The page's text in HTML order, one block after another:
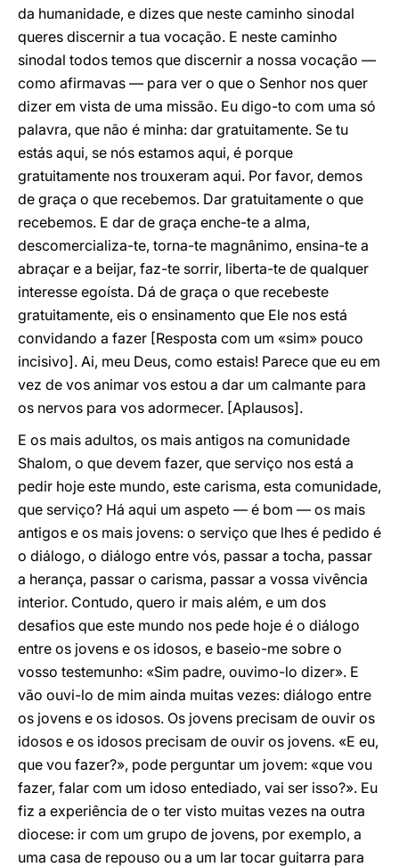
da humanidade, e dizes que neste caminho sinodal
queres discernir a tua vocação. E neste caminho
sinodal todos temos que discernir a nossa vocação —
como afirmavas — para ver o que o Senhor nos quer
dizer em vista de uma missão. Eu digo-to com uma só
palavra, que não é minha: dar gratuitamente. Se tu
estás aqui, se nós estamos aqui, é porque
gratuitamente nos trouxeram aqui. Por favor, demos
de graça o que recebemos. Dar gratuitamente o que
recebemos. E dar de graça enche-te a alma,
descomercializa-te, torna-te magnânimo, ensina-te a
abraçar e a beijar, faz-te sorrir, liberta-te de qualquer
interesse egoísta. Dá de graça o que recebeste
gratuitamente, eis o ensinamento que Ele nos está
convidando a fazer [Resposta com um «sim» pouco
incisivo]. Ai, meu Deus, como estais! Parece que eu em
vez de vos animar vos estou a dar um calmante para
os nervos para vos adormecer. [Aplausos].
E os mais adultos, os mais antigos na comunidade
Shalom, o que devem fazer, que serviço nos está a
pedir hoje este mundo, este carisma, esta comunidade,
que serviço? Há aqui um aspeto — é bom — os mais
antigos e os mais jovens: o serviço que lhes é pedido é
o diálogo, o diálogo entre vós, passar a tocha, passar
a herança, passar o carisma, passar a vossa vivência
interior. Contudo, quero ir mais além, e um dos
desafios que este mundo nos pede hoje é o diálogo
entre os jovens e os idosos, e baseio-me sobre o
vosso testemunho: «Sim padre, ouvimo-lo dizer». E
vão ouvi-lo de mim ainda muitas vezes: diálogo entre
os jovens e os idosos. Os jovens precisam de ouvir os
idosos e os idosos precisam de ouvir os jovens. «E eu,
que vou fazer?», pode perguntar um jovem: «que vou
fazer, falar com um idoso entediado, vai ser isso?». Eu
fiz a experiência de o ter visto muitas vezes na outra
diocese: ir com um grupo de jovens, por exemplo, a
uma casa de repouso ou a um lar tocar guitarra para